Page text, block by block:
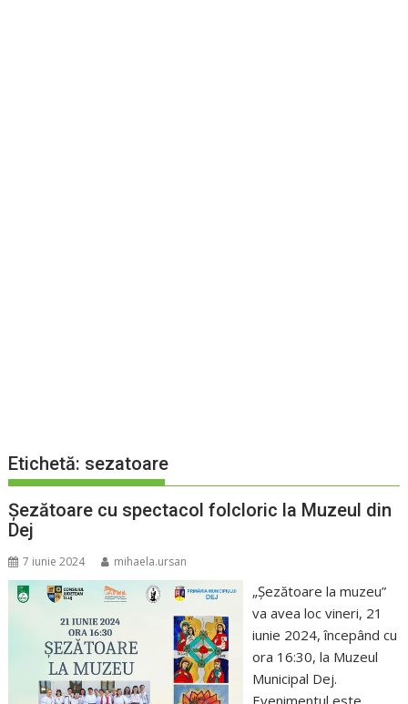
Etichetă: sezatoare
Șezătoare cu spectacol folcloric la Muzeul din
Dej
7 iunie 2024 mihaela.ursan
„Șezătoare la muzeu”
va avea loc vineri, 21
iunie 2024, începând cu
ora 16:30, la Muzeul
Municipal Dej.